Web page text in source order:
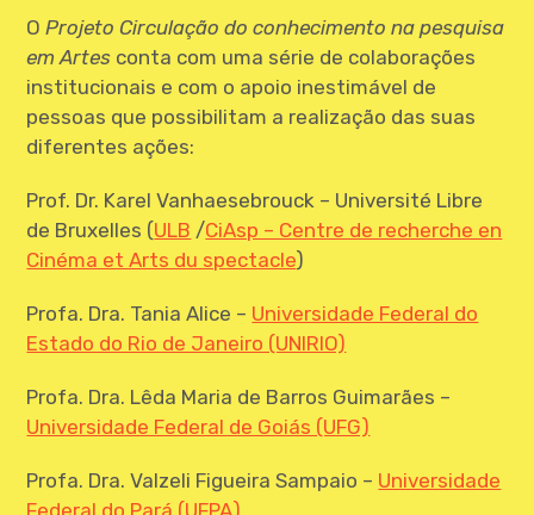
OProjeto Circulação do conhecimento na pesquisa
em Artes conta com uma série de colaborações
institucionais e com o apoio inestimável de
pessoas que possibilitam a realização das suas
diferentes ações:
Prof. Dr. Karel Vanhaesebrouck – Université Libre
de Bruxelles (ULB /CiAsp – Centre de recherche en
Cinéma et Arts du spectacle)
Profa. Dra. Tania Alice – Universidade Federal do
Estado do Rio de Janeiro (UNIRIO)
Profa. Dra. Lêda Maria de Barros Guimarães –
Universidade Federal de Goiás (UFG)
Profa. Dra. Valzeli Figueira Sampaio – Universidade
Federal do Pará (UFPA)